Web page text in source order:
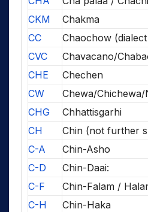
CKM
Chakma
CC
Chaochow
CVC
Chavacano/
CHE
Chechen
CW
Chewa/
CHG
Chhattisgarhi
CH
Chin (not further
C-A
Chin-Asho
C-D
Chin-Daai:
C-F
Chin-Falam /
C-H
Chin-Haka